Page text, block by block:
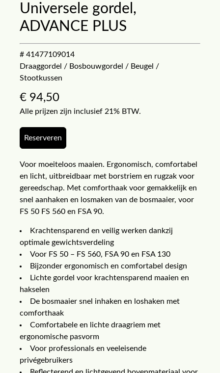
Universele gordel,
ADVANCE PLUS
# 41477109014
Draaggordel / Bosbouwgordel / Beugel /
Stootkussen
€ 94,50
Alle prijzen zijn inclusief 21% BTW.
Reserveren
Voor moeiteloos maaien. Ergonomisch, comfortabel
en licht, uitbreidbaar met borstriem en rugzak voor
gereedschap. Met comforthaak voor gemakkelijk en
snel aanhaken en losmaken van de bosmaaier, voor
FS 50 FS 560 en FSA 90.
Krachtensparend en veilig werken dankzij
optimale gewichtsverdeling
Voor FS 50 – FS 560, FSA 90 en FSA 130
Bijzonder ergonomisch en comfortabel design
Lichte gordel voor krachtensparend maaien en
hakselen
De bosmaaier snel inhaken en loshaken met
comforthaak
Comfortabele en lichte draagriem met
ergonomische pasvorm
Voor professionals en veeleisende
privégebruikers